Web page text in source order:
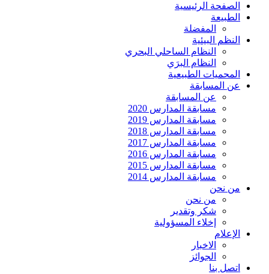
الصفحة الرئيسية
الطبيعة
المفضلة
النظم البيئية
النظام الساحلي البحري
النظام البرَي
المحميات الطبيعية
عن المسابقة
عن المسابقة
مسابقة المدارس 2020
مسابقة المدارس 2019
مسابقة المدارس 2018
مسابقة المدارس 2017
مسابقة المدارس 2016
مسابقة المدارس 2015
مسابقة المدارس 2014
من نحن
من نحن
شكر وتقدير
إخلاء المسؤولية
الإعلام
الاخبار
الجوائز
اتصل بنا